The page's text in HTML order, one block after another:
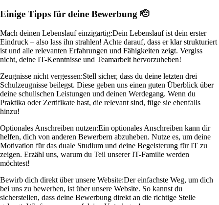
Einige Tipps für deine Bewerbung 🫡
Mach deinen Lebenslauf einzigartig:Dein Lebenslauf ist dein erster
Eindruck – also lass ihn strahlen! Achte darauf, dass er klar strukturiert
ist und alle relevanten Erfahrungen und Fähigkeiten zeigt. Vergiss
nicht, deine IT-Kenntnisse und Teamarbeit hervorzuheben!
Zeugnisse nicht vergessen:Stell sicher, dass du deine letzten drei
Schulzeugnisse beilegst. Diese geben uns einen guten Überblick über
deine schulischen Leistungen und deinen Werdegang. Wenn du
Praktika oder Zertifikate hast, die relevant sind, füge sie ebenfalls
hinzu!
Optionales Anschreiben nutzen:Ein optionales Anschreiben kann dir
helfen, dich von anderen Bewerbern abzuheben. Nutze es, um deine
Motivation für das duale Studium und deine Begeisterung für IT zu
zeigen. Erzähl uns, warum du Teil unserer IT-Familie werden
möchtest!
Bewirb dich direkt über unsere Website:Der einfachste Weg, um dich
bei uns zu bewerben, ist über unsere Website. So kannst du
sicherstellen, dass deine Bewerbung direkt an die richtige Stelle